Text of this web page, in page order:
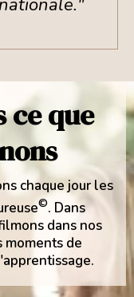
ce que
chaque jour les
©. Dans
dans nos
moments de